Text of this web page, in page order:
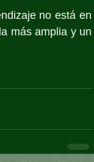
no está en
más amplia y un